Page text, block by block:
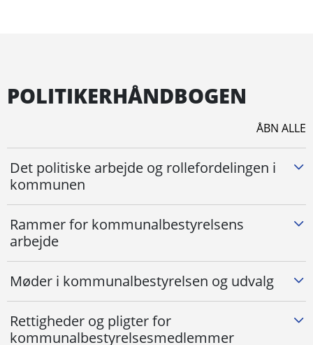
PO­LI­TIK­ER­HÅND­BOG­EN
ÅBN ALLE
Det politiske arbejde og rollefordelingen i
kommunen
Rammer for kommunalbestyrelsens
arbejde
Møder i kommunalbestyrelsen og udvalg
Rettigheder og pligter for
kommunalbestyrelsesmedlemmer